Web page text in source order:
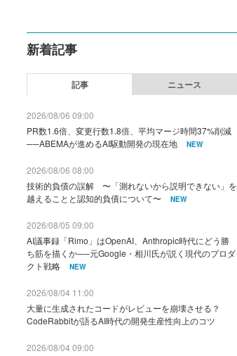
新着記事
記事 ニュース
2026/08/06 09:00
PR数1.6倍、変更行数1.8倍、平均マージ時間37%削減
──ABEMAが進めるAI駆動開発の現在地
NEW
2026/08/06 08:00
技術的負債の誤解 〜「測れないから説明できない」を
越えることと認知的負債について〜
NEW
2026/08/05 09:00
AI議事録「Rimo」はOpenAI、Anthropic時代にどう勝
ち筋を描くか──元Google・相川氏が説く現代のプロダ
クト戦略
NEW
2026/08/04 11:00
大量に生成されたコードがレビューを崩壊させる？
CodeRabbitが語るAI時代の開発生産性向上のコツ
2026/08/04 09:00